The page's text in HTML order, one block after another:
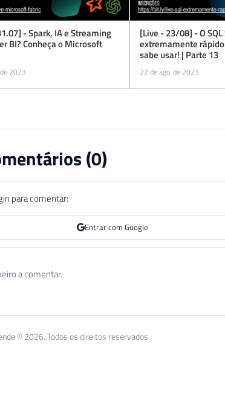
- Spark, IA e Streaming
BI? Conheça o Microsoft
2023
[Live - 23/08] - O SQL
extremamente
sabe usar! | Parte 13
22 de ago. de 2023
(0)
para comentar:
Entrar com Google
a comentar.
© 2026. Todos os direitos reservados.